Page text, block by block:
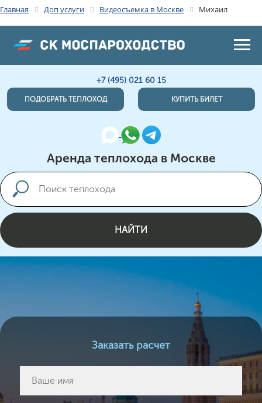
Главная Доп услуги Видеосъемка в Москве Михаил
+7 (495) 021 60 15
ПОДОБРАТЬ ТЕПЛОХОД КУПИТЬ БИЛЕТ
Аренда теплохода в Москве
НАЙТИ
Заказать расчет